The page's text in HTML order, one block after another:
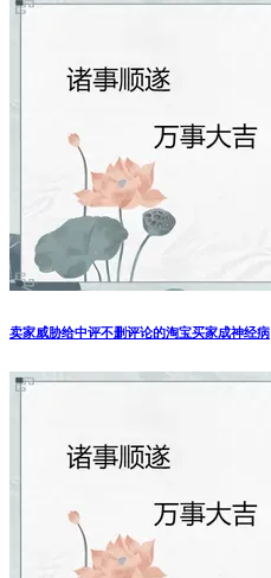
卖家威胁给中评不删评论的淘宝买家成神经病